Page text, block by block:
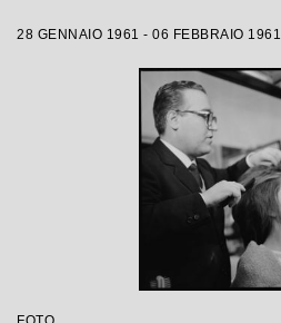
28 GENNAIO 1961 - 06 FEBBRAIO 1961